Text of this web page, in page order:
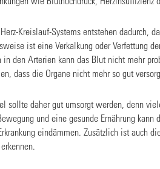
Kreislauf-Systems entstehen dadurch,
ist eine Verkalkung oder Verfettung
in den Arterien kann das Blut nicht mehr
dass die Organe nicht mehr so gut
sollte daher gut umsorgt werden, denn
und eine gesunde Ernährung
eindämmen. Zusätzlich ist auch